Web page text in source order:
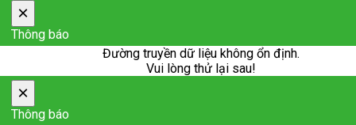
×
Thông báo
Đường truyền dữ liệu không ổn định.
Vui lòng thử lại sau!
×
Thông báo